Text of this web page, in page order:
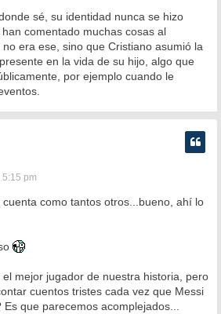
sé, su identidad nunca se hizo
comentado muchas cosas al
era ese, sino que Cristiano asumió la
en la vida de su hijo, algo que
por ejemplo cuando le
5:15 pm
como tantos otros...bueno, ahí lo
mejor jugador de nuestra historia, pero
cuentos tristes cada vez que Messi
que parecemos acomplejados...